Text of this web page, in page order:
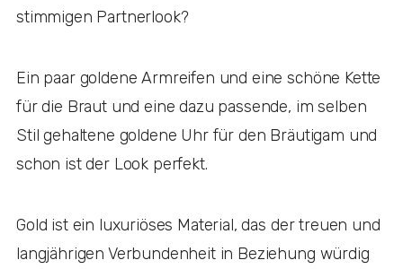
stimmigen Partnerlook?
Ein paar goldene Armreifen und eine schöne Kette
für die Braut und eine dazu passende, im selben
Stil gehaltene goldene Uhr für den Bräutigam und
schon ist der Look perfekt.
Gold ist ein luxuriöses Material, das der treuen und
langjährigen Verbundenheit in Beziehung würdig